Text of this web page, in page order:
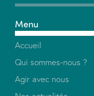
Menu
Accueil
Qui sommes-nous ?
Agir avec nous